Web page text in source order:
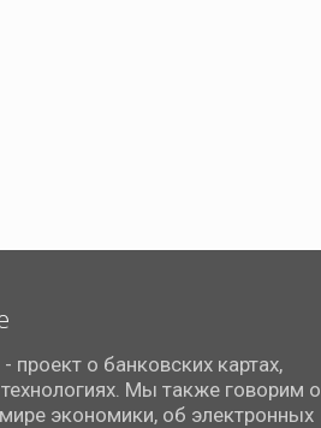
проект о банковских картах,
Мы также говорим о
экономики, об электронных